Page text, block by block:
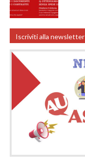
Iscriviti alla newsletter